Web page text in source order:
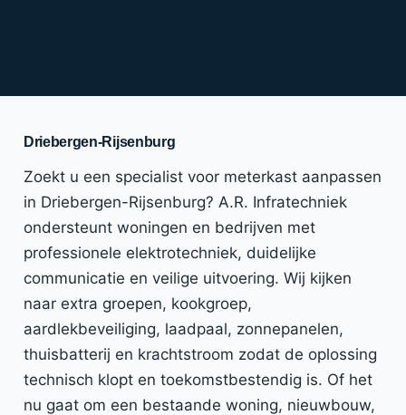
Driebergen-Rijsenburg
Zoekt u een specialist voor meterkast aanpassen
in Driebergen-Rijsenburg? A.R. Infratechniek
ondersteunt woningen en bedrijven met
professionele elektrotechniek, duidelijke
communicatie en veilige uitvoering. Wij kijken
naar extra groepen, kookgroep,
aardlekbeveiliging, laadpaal, zonnepanelen,
thuisbatterij en krachtstroom zodat de oplossing
technisch klopt en toekomstbestendig is. Of het
nu gaat om een bestaande woning, nieuwbouw,